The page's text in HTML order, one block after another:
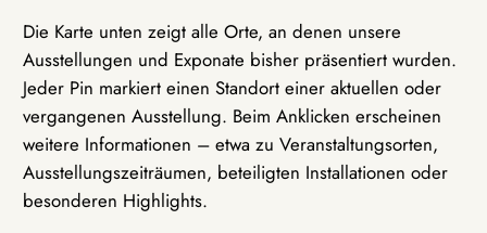
Die Karte unten zeigt alle Orte, an denen unsere
Ausstellungen und Exponate bisher präsentiert wurden.
Jeder Pin markiert einen Standort einer aktuellen oder
vergangenen Ausstellung. Beim Anklicken erscheinen
weitere Informationen – etwa zu Veranstaltungsorten,
Ausstellungszeiträumen, beteiligten Installationen oder
besonderen Highlights.